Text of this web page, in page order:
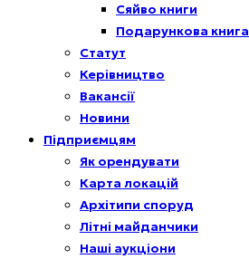
Сяйво книги
Подарункова книга
Статут
Керівництво
Вакансії
Новини
Підприємцям
Як орендувати
Карта локацій
Архітипи споруд
Літні майданчики
Наші аукціони